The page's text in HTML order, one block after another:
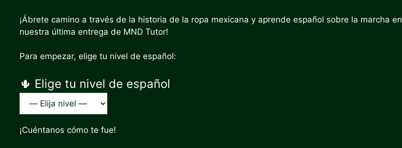
¡Ábrete camino a través de la historia de la ropa mexicana y aprende español sobre la marcha en
nuestra última entrega de MND Tutor!
Para empezar, elige tu nivel de español:
🌵 Elige tu nivel de español
¡Cuéntanos cómo te fue!